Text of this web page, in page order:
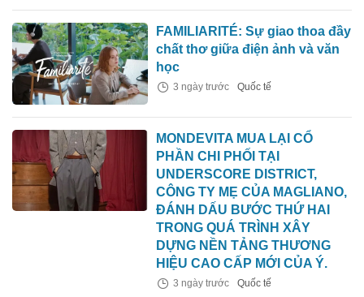
FAMILIARITÉ: Sự giao thoa đầy
chất thơ giữa điện ảnh và văn
học
3 ngày trước Quốc tế
MONDEVITA MUA LẠI CỔ
PHẦN CHI PHỐI TẠI
UNDERSCORE DISTRICT,
CÔNG TY MẸ CỦA MAGLIANO,
ĐÁNH DẤU BƯỚC THỨ HAI
TRONG QUÁ TRÌNH XÂY
DỰNG NỀN TẢNG THƯƠNG
HIỆU CAO CẤP MỚI CỦA Ý.
3 ngày trước Quốc tế